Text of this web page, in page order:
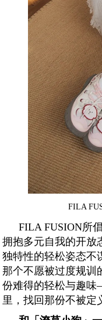
FILA
FILA FUSION所
拥抱多元自我的开放
独特性的轻松姿态不
那个不愿被过度规训
份难得的轻松与趣
里，找回那份不被定